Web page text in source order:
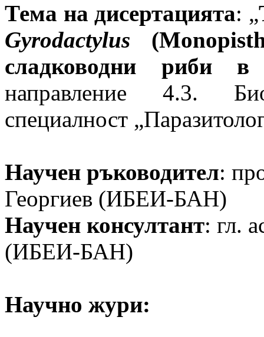
Тема на дисертацията: „
Gyrodactylus
сладководни риби в
направление 4.3.
специалност
Научен ръководител:
Георгиев (ИБЕИ-БАН)
Научен консултант: гл.
(ИБЕИ-БАН)
Научно жури: